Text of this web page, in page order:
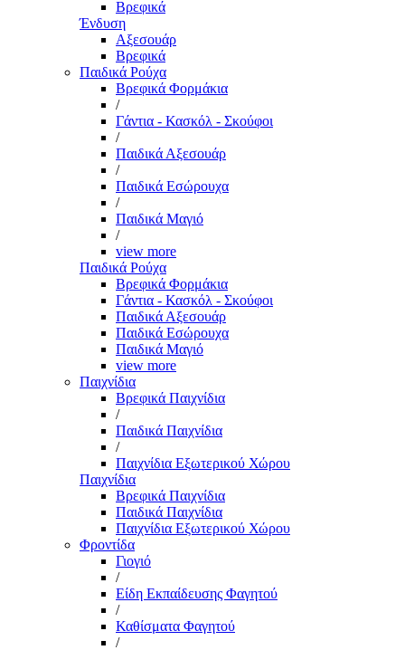
Βρεφικά
Ένδυση
Αξεσουάρ
Βρεφικά
Παιδικά Ρούχα
Βρεφικά Φορμάκια
/
Γάντια - Κασκόλ - Σκούφοι
/
Παιδικά Αξεσουάρ
/
Παιδικά Εσώρουχα
/
Παιδικά Μαγιό
/
view more
Παιδικά Ρούχα
Βρεφικά Φορμάκια
Γάντια - Κασκόλ - Σκούφοι
Παιδικά Αξεσουάρ
Παιδικά Εσώρουχα
Παιδικά Μαγιό
view more
Παιχνίδια
Βρεφικά Παιχνίδια
/
Παιδικά Παιχνίδια
/
Παιχνίδια Εξωτερικού Χώρου
Παιχνίδια
Βρεφικά Παιχνίδια
Παιδικά Παιχνίδια
Παιχνίδια Εξωτερικού Χώρου
Φροντίδα
Γιογιό
/
Είδη Εκπαίδευσης Φαγητού
/
Καθίσματα Φαγητού
/